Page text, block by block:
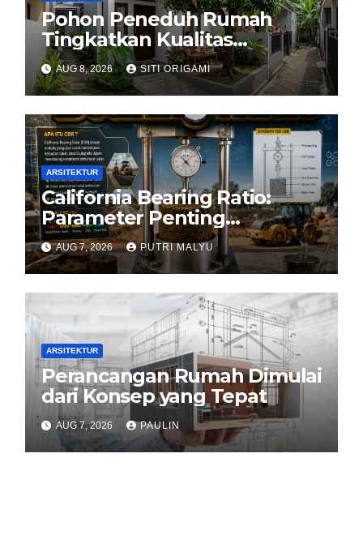
Pohon Peneduh Rumah
Tingkatkan Kualitas
Arsitektur Hunian
AUG 8, 2026 SITI ORIGAMI
ARSITEKTUR
California Bearing Ratio:
Parameter Penting
Kekuatan Tanah Konstruksi
AUG 7, 2026 PUTRI MALYU
ARSITEKTUR
Perancangan Rumah Dimulai
dari Konsep yang Tepat
AUG 7, 2026 PAULIN